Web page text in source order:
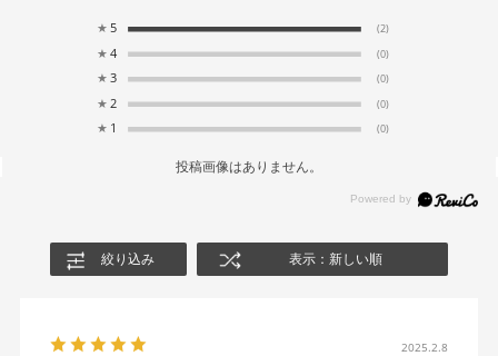
★ 5 (2)
★ 4 (0)
★ 3 (0)
★ 2 (0)
★ 1 (0)
投稿画像はありません。
絞り込み 表示：新しい順
2025.2.8